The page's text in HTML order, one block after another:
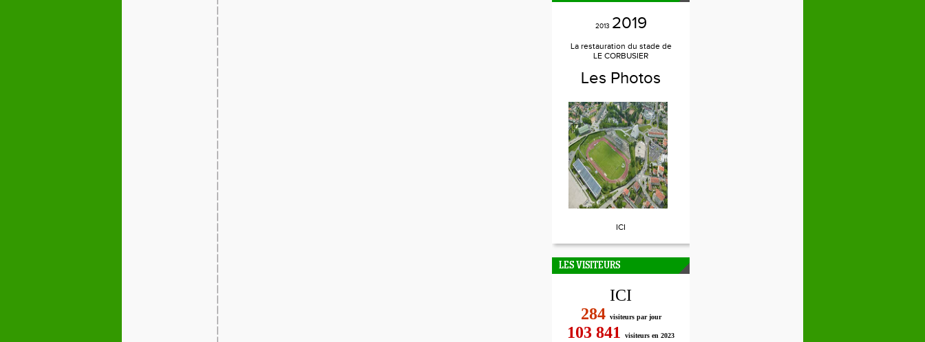
2013 2019
La restauration du stade de
LE CORBUSIER
Les Photos
ICI
LES VISITEURS
ICI
284 visiteurs par jour
103 841
visiteurs en 2023